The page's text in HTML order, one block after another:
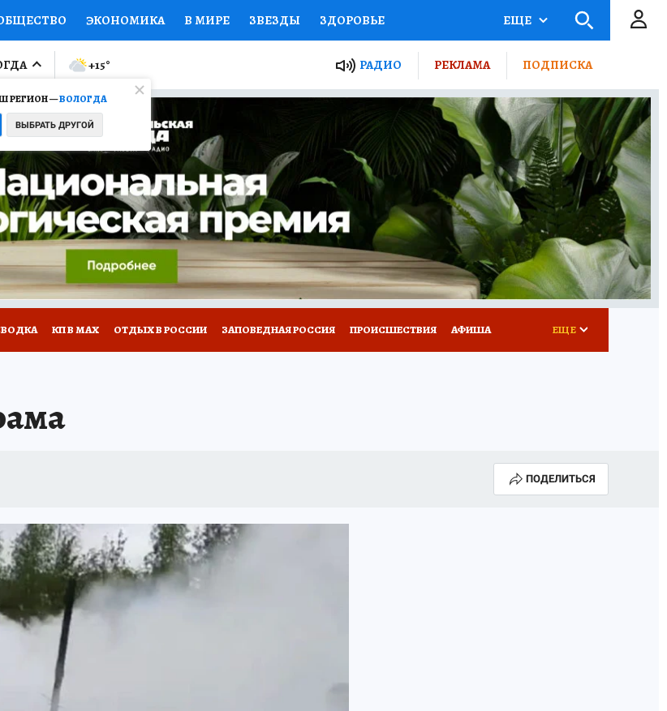
ЭКОНОМИКА В МИРЕ ЗВЕЗДЫ ЗДОРОВЬЕ
ПРОИСШЕСТВИЯ НАЦИОНАЛЬНЫЕ ПРОЕКТЫ РОССИИ
МИР Я ЗНАЮ СЕМЬЯ ЖЕНСКИЕ СЕКРЕТЫ ПУТЕВОДИТЕЛЬ
СЕРИАЛЫ СПЕЦПРОЕКТЫ ДЕФИЦИТ ЖЕЛЕЗА ТУРИЗМ
КОНКУРСЫ РАБОТА У НАС ГИД ПОТРЕБИТЕЛЯ ВСЕ О КП
ЕЩЕ
РЕГИОН —ВОЛОГДА
ВЫБРАТЬ ДРУГОЙ
+15° РАДИО РЕКЛАМА ПОДПИСКА
КП В МАХ ОТДЫХ В РОССИИ ЗАПОВЕДНАЯ РОССИЯ ПРОИСШЕСТВИЯ АФИША ЕЩЕ
ПОДЕЛИТЬСЯ